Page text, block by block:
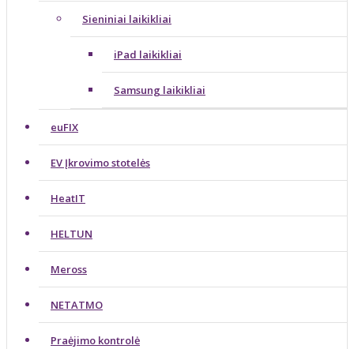
Sieniniai laikikliai
iPad laikikliai
Samsung laikikliai
euFIX
EV Įkrovimo stotelės
HeatIT
HELTUN
Meross
NETATMO
Praėjimo kontrolė